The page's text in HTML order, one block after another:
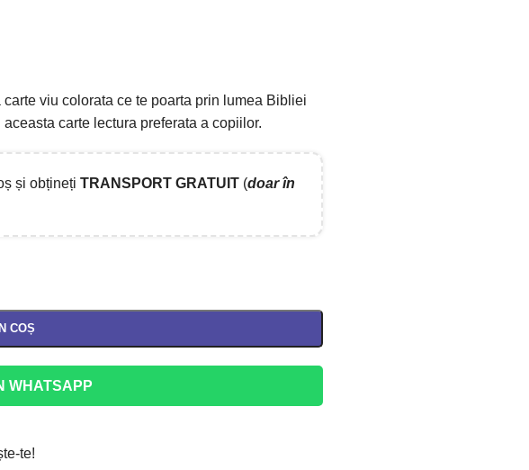
viu colorata ce te poarta prin lumea Bibliei
carte lectura preferata a copiilor.
și obțineți TRANSPORT GRATUIT(doar în
COȘ
WHATSAPP
te!